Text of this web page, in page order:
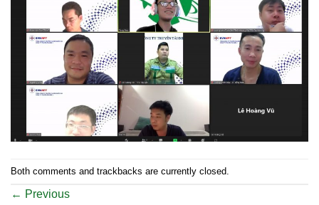
Both comments and trackbacks are currently closed.
← Previous